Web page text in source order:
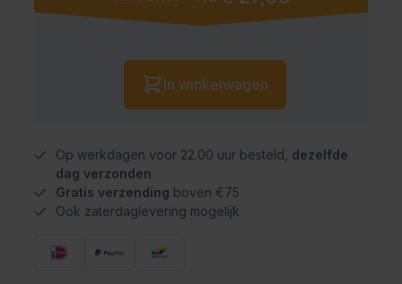
Vanaf:
Aantal
In winkelwagen
Op werkdagen voor 22.00 uur besteld, dezelfde
dag verzonden
Gratis verzending boven €75
Ook zaterdaglevering mogelijk